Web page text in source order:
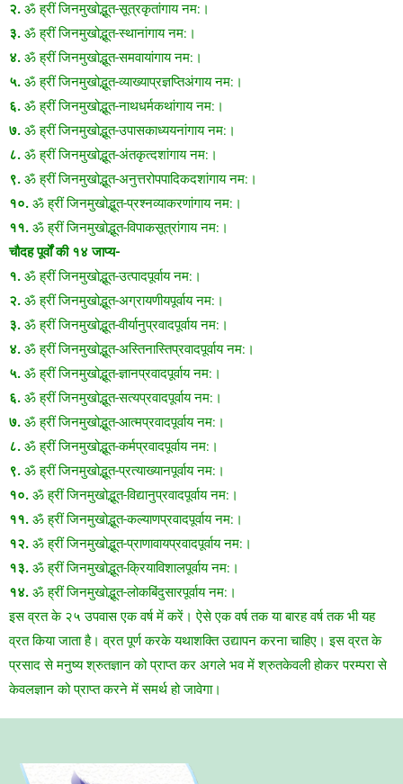
२. ॐ ह्रीं जिनमुखोद्भूत-सूत्रकृतांगाय नम:।
३. ॐ ह्रीं जिनमुखोद्भूत-स्थानांगाय नम:।
४. ॐ ह्रीं जिनमुखोद्भूत-समवायांगाय नम:।
५. ॐ ह्रीं जिनमुखोद्भूत-व्याख्याप्रज्ञप्तिअंगाय नम:।
६. ॐ ह्रीं जिनमुखोद्भूत-नाथधर्मकथांगाय नम:।
७. ॐ ह्रीं जिनमुखोद्भूत-उपासकाध्ययनांगाय नम:।
८. ॐ ह्रीं जिनमुखोद्भूत-अंतकृत्दशांगाय नम:।
९. ॐ ह्रीं जिनमुखोद्भूत-अनुत्तरोपपादिकदशांगाय नम:।
१०. ॐ ह्रीं जिनमुखोद्भूत-प्रश्नव्याकरणांगाय नम:।
११. ॐ ह्रीं जिनमुखोद्भूत-विपाकसूत्रांगाय नम:।
चौदह पूर्वों की १४ जाप्य-
१. ॐ ह्रीं जिनमुखोद्भूत-उत्पादपूर्वाय नम:।
२. ॐ ह्रीं जिनमुखोद्भूत-अग्रायणीयपूर्वाय नम:।
३. ॐ ह्रीं जिनमुखोद्भूत-वीर्यानुप्रवादपूर्वाय नम:।
४. ॐ ह्रीं जिनमुखोद्भूत-अस्तिनास्तिप्रवादपूर्वाय नम:।
५. ॐ ह्रीं जिनमुखोद्भूत-ज्ञानप्रवादपूर्वाय नम:।
६. ॐ ह्रीं जिनमुखोद्भूत-सत्यप्रवादपूर्वाय नम:।
७. ॐ ह्रीं जिनमुखोद्भूत-आत्मप्रवादपूर्वाय नम:।
८. ॐ ह्रीं जिनमुखोद्भूत-कर्मप्रवादपूर्वाय नम:।
९. ॐ ह्रीं जिनमुखोद्भूत-प्रत्याख्यानपूर्वाय नम:।
१०. ॐ ह्रीं जिनमुखोद्भूत-विद्यानुप्रवादपूर्वाय नम:।
११. ॐ ह्रीं जिनमुखोद्भूत-कल्याणप्रवादपूर्वाय नम:।
१२. ॐ ह्रीं जिनमुखोद्भूत-प्राणावायप्रवादपूर्वाय नम:।
१३. ॐ ह्रीं जिनमुखोद्भूत-क्रियाविशालपूर्वाय नम:।
१४. ॐ ह्रीं जिनमुखोद्भूत-लोकबिंदुसारपूर्वाय नम:।
इस व्रत के २५ उपवास एक वर्ष में करें। ऐसे एक वर्ष तक या बारह वर्ष तक भी यह
व्रत किया जाता है। व्रत पूर्ण करके यथाशक्ति उद्यापन करना चाहिए। इस व्रत के
प्रसाद से मनुष्य श्रुतज्ञान को प्राप्त कर अगले भव में श्रुतकेवली होकर परम्परा से
केवलज्ञान को प्राप्त करने में समर्थ हो जावेगा।